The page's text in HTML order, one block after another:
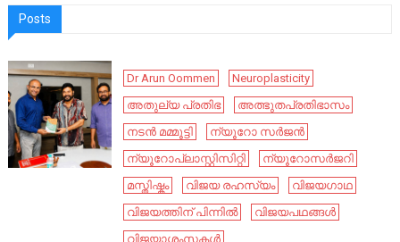
Posts
Dr Arun Oommen
Neuroplasticity
അതുല്യ പ്രതിഭ
അത്ഭുതപ്രതിഭാസം
നടൻ മമ്മൂട്ടി
ന്യൂറോ സർജൻ
ന്യൂറോപ്ലാസ്റ്റിസിറ്റി
ന്യൂറോസർജറി
മസ്തിഷ്കം
വിജയ രഹസ്യം
വിജയഗാഥ
വിജയത്തിന് പിന്നിൽ
വിജയപഥങ്ങൾ
വിജയാശംസകൾ